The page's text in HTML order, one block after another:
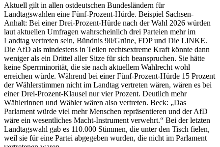
Aktuell gilt in allen ostdeutschen Bundesländern für
Landtagswahlen eine Fünf-Prozent-Hürde. Beispiel Sachsen-
Anhalt: Bei einer Drei-Prozent-Hürde nach der Wahl 2026 würden
laut aktuellen Umfragen wahrscheinlich drei Parteien mehr im
Landtag vertreten sein, Bündnis 90/Grüne, FDP und Die LINKE.
Die AfD als mindestens in Teilen rechtsextreme Kraft könnte dann
weniger als ein Drittel aller Sitze für sich beanspruchen. Sie hätte
keine Sperrminorität, die sie nach aktuellem Wahlrecht wohl
erreichen würde. Während bei einer Fünf-Prozent-Hürde 15 Prozent
der Wählerstimmen nicht im Landtag vertreten wären, wären es bei
einer Drei-Prozent-Klausel nur vier Prozent. Deutlich mehr
Wählerinnen und Wähler wären also vertreten. Beck: „Das
Parlament würde viel mehr Menschen repräsentieren und der AfD
wäre ein wesentliches Macht-Instrument verwehrt.“ Bei der letzten
Landtagswahl gab es 110.000 Stimmen, die unter den Tisch fielen,
weil sie für eine Partei abgegeben wurden, die nicht im Parlament